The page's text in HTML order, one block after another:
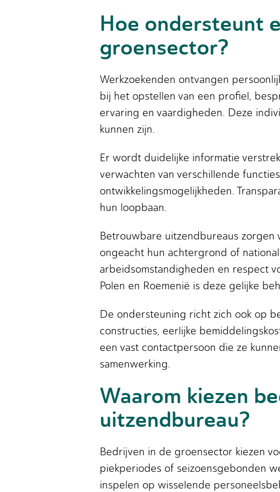
Hoe ondersteunt
groensector?
Werkzoekenden ontvangen
bij het opstellen van een profiel,
ervaring en vaardigheden. Deze
kunnen zijn.
Er wordt duidelijke informatie
verwachten van verschillende
ontwikkelingsmogelijkheden.
hun loopbaan.
Betrouwbare uitzendbureaus
ongeacht hun achtergrond of
arbeidsomstandigheden en respect
Polen en Roemenië is deze gelijke
De ondersteuning richt zich ook op
constructies, eerlijke
een vast contactpersoon die ze
samenwerking.
Waarom kiezen
uitzendbureau?
Bedrijven in de groensector kiezen
piekperiodes of seizoensgebonden
inspelen op wisselende